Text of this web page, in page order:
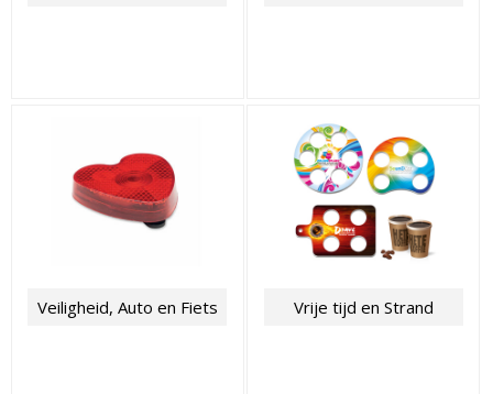
Veiligheid, Auto en Fiets Vrije tijd en Strand